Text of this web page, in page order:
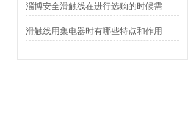
滑触线用集电器时有哪些特点和作用